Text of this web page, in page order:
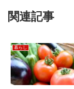
関連記事
暮らし